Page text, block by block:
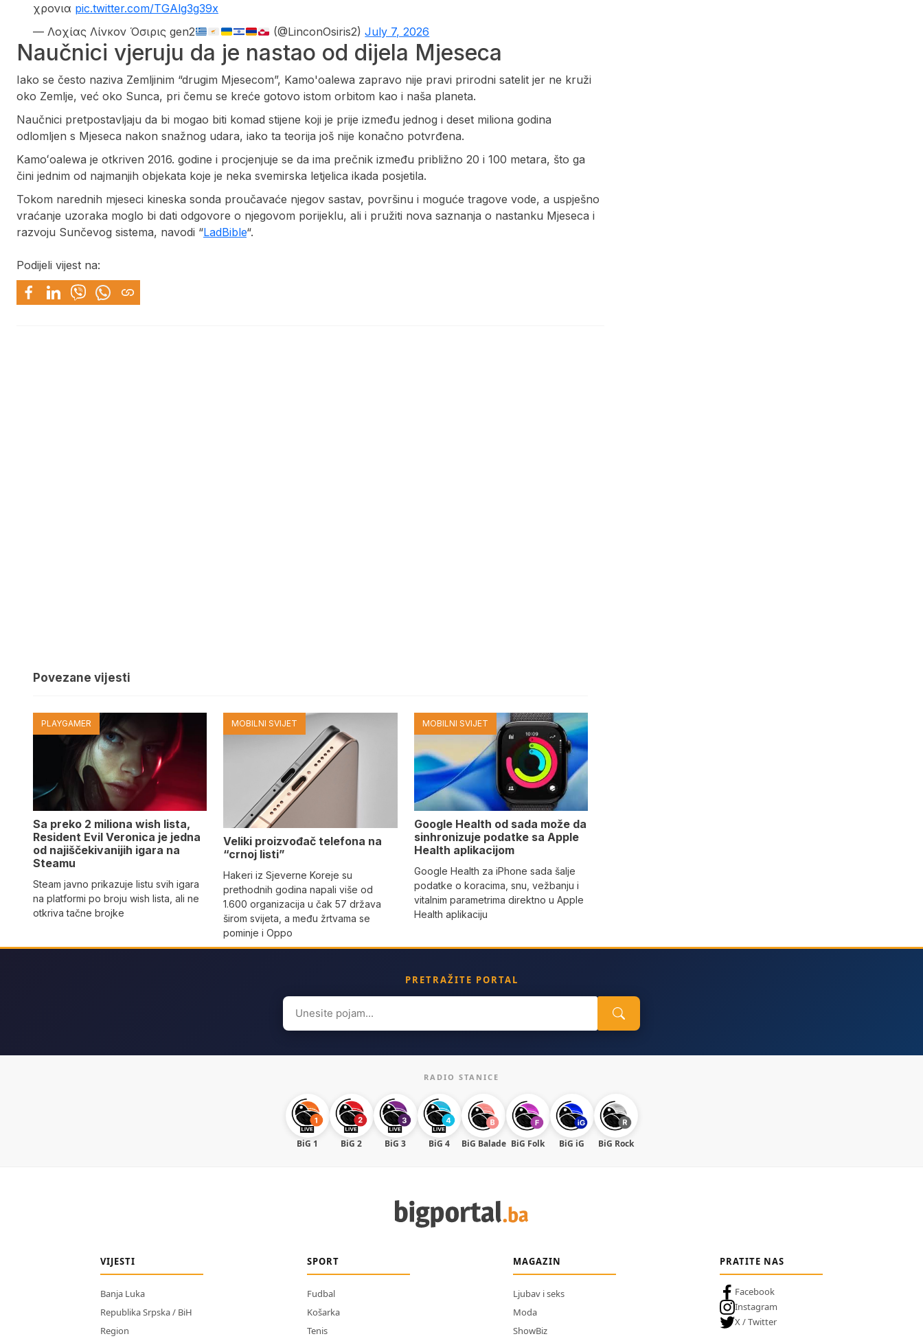
χρονια pic.twitter.com/TGAlg3g39x
— Λoχίας Λίνκον Όσιρις gen2
(@LinconOsiris2)July 7, 2026
Naučnici vjeruju da je nastao od dijela Mjeseca
Iako se često naziva Zemljinim “drugim Mjesecom”, Kamo'oalewa zapravo nije pravi prirodni satelit jer ne kruži
oko Zemlje, već oko Sunca, pri čemu se kreće gotovo istom orbitom kao i naša planeta.
Naučnici pretpostavljaju da bi mogao biti komad stijene koji je prije između jednog i deset miliona godina
odlomljen s Mjeseca nakon snažnog udara, iako ta teorija još nije konačno potvrđena.
Kamoʻoalewa je otkriven 2016. godine i procjenjuje se da ima prečnik između približno 20 i 100 metara, što ga
čini jednim od najmanjih objekata koje je neka svemirska letjelica ikada posjetila.
Tokom narednih mjeseci kineska sonda proučavaće njegov sastav, površinu i moguće tragove vode, a uspješno
vraćanje uzoraka moglo bi dati odgovore o njegovom porijeklu, ali i pružiti nova saznanja o nastanku Mjeseca i
razvoju Sunčevog sistema, navodi “LadBible“.
Podijeli vijest na:
Povezane vijesti
PLAYGAMER
Sa preko 2 miliona wish lista,
Resident Evil Veronica je jedna
od najiščekivanijih igara na
Steamu
Steam javno prikazuje listu svih igara
na platformi po broju wish lista, ali ne
otkriva tačne brojke
MOBILNI SVIJET
Veliki proizvođač telefona na
“crnoj listi”
Hakeri iz Sjeverne Koreje su
prethodnih godina napali više od
1.600 organizacija u čak 57 država
širom svijeta, a među žrtvama se
pominje i Oppo
MOBILNI SVIJET
Google Health od sada može da
sinhronizuje podatke sa Apple
Health aplikacijom
Google Health za iPhone sada šalje
podatke o koracima, snu, vežbanju i
vitalnim parametrima direktno u Apple
Health aplikaciju
PRETRAŽITE PORTAL
Search
for:
RADIO STANICE
BiG 1 BiG 2 BiG 3 BiG 4 BiG Balade BiG Folk BiG iG BiG Rock
VIJESTI
Banja Luka
Republika Srpska / BiH
Region
SPORT
Fudbal
Košarka
Tenis
MAGAZIN
Ljubav i seks
Moda
ShowBiz
PRATITE NAS
Facebook
Instagram
X / Twitter